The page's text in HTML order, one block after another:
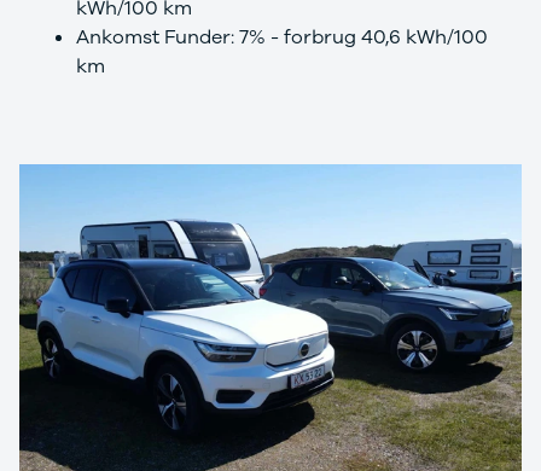
Se alle Ford
Elbil
Grand C-
EcoSport
Explorer
Ka
F-150
Fiesta
Focus
Galaxy
Kuga
Mondeo
Mustang
kWh/100 km
Ankomst Funder: 7% - forbrug 40,6 kWh/100
km